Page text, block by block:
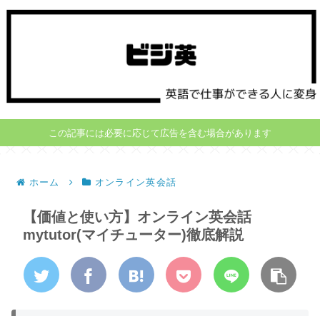
この記事には必要に応じて広告を含む場合があります
ホーム オンライン英会話
【価値と使い方】オンライン英会話
mytutor(マイチューター)徹底解説